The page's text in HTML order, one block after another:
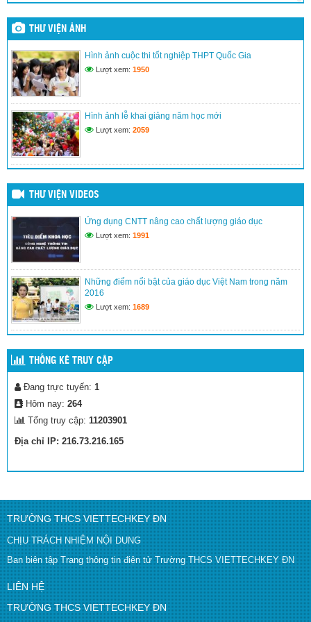
(24/03/2017)
Kế hoạch đổi mới giáo dục nâng cao chất lượng dạy và học
(24/03/2017)
THƯ VIỆN ẢNH
Hình ảnh cuộc thi tốt nghiệp THPT Quốc Gia
Lượt xem: 1950
Hình ảnh lễ khai giảng năm học mới
Lượt xem: 2059
THƯ VIỆN VIDEOS
Ứng dụng CNTT nâng cao chất lượng giáo dục
Lượt xem: 1991
Những điểm nổi bật của giáo dục Việt Nam trong năm
2016
Lượt xem: 1689
THỐNG KÊ TRUY CẬP
Đang trực tuyến: 1
Hôm nay: 264
Tổng truy cập: 11203901
Địa chỉ IP: 216.73.216.165
TRƯỜNG THCS VIETTECHKEY ĐN
CHỊU TRÁCH NHIỆM NỘI DUNG
Ban biên tập Trang thông tin điện tử Trường THCS VIETTECHKEY ĐN
LIÊN HỆ
TRƯỜNG THCS VIETTECHKEY ĐN